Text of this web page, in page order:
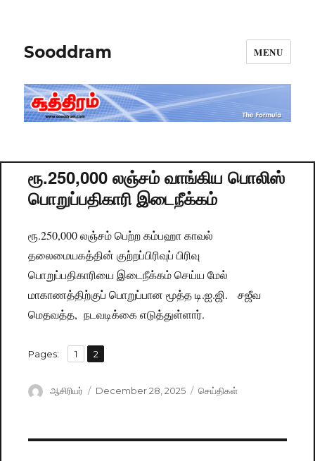
Sooddram MENU
ரூ.250,000 லஞ்சம் வாங்கிய பொலிஸ்
பொறுப்பதிகாரி இடைநீக்கம்
ரூ.250,000 லஞ்சம் பெற்ற கம்பஹா காவல்
தலைமையகத்தின் குற்றப்பிரிவுப் பிரிவு
பொறுப்பதிகாரியை இடைநீக்கம் செய்ய மேல்
மாகாணத்திற்குப் பொறுப்பான மூத்த டி.ஐ.ஜி. சஜீவ
மெதவத்த, நடவடிக்கை எடுத்துள்ளார்.
Pages: Page
1 ,
Page
2
Author
ஆசிரியர்
Posted
December 28, 2025 Categories
செய்திகள்